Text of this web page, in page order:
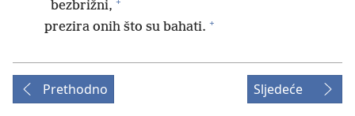
bezbrižni,
prezira onih što su bahati. +
Prethodno Sljedeće